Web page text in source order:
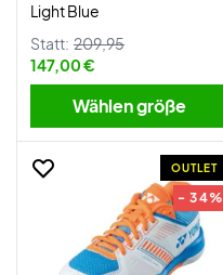
Light Blue
Statt: 209,95
147,00 €
Wählen größe
OUTLET
- 34%